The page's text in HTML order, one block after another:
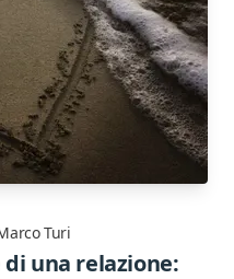
Turi
una relazione: